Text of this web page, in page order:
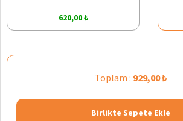
620,00 ₺
Toplam : 929,00 ₺
Birlikte Sepete Ekle